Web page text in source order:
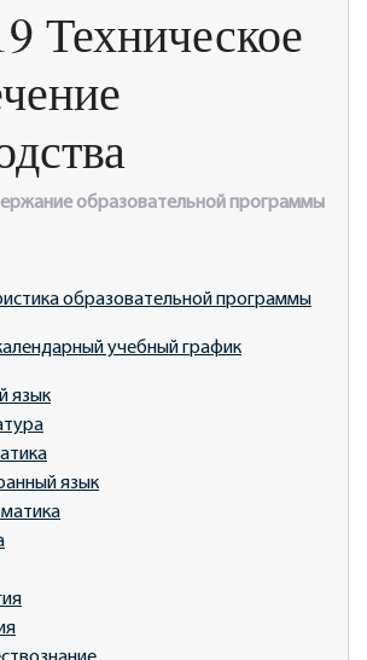
Техническое
образовательной программы
образовательной программы
учебный график
язык
язык